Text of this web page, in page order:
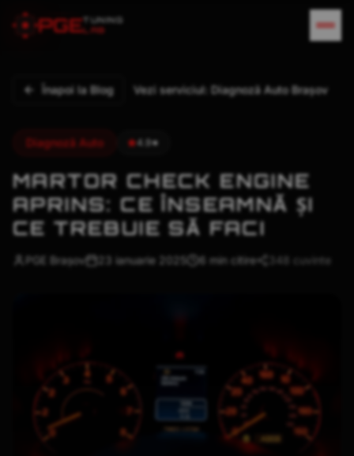
CHECK ENGINE APRINS - CE INSEAMNA
PGE TUNING
LAB
Înapoi la Blog Vezi serviciul: Diagnoză Auto Brașov
Diagnoză Auto 4.9★
MARTOR CHECK ENGINE
APRINS: CE ÎNSEAMNĂ ȘI
CE TREBUIE SĂ FACI
CHECK ENGINE - MARTOR MOTOR - BEC
PGE Brașov 23 ianuarie 2025 6 min citire 348 cuvinte